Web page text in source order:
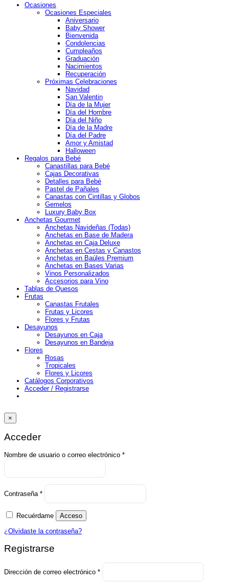
Ocasiones
Ocasiones Especiales
Aniversario
Baby Shower
Bienvenida
Condolencias
Cumpleaños
Graduación
Nacimientos
Recuperación
Próximas Celebraciones
Navidad
San Valentin
Día de la Mujer
Día del Hombre
Día del Niño
Día de la Madre
Día del Padre
Amor y Amistad
Halloween
Regalos para Bebé
Canastillas para Bebé
Cajas Decorativas
Detalles para Bebé
Pastel de Pañales
Canastas con Cintillas y Globos
Gemelos
Luxury Baby Box
Anchetas Gourmet
Anchetas Navideñas (Todas)
Anchetas en Base de Madera
Anchetas en Caja Deluxe
Anchetas en Cestas y Canastos
Anchetas en Baúles Premium
Anchetas en Bases Varias
Vinos Personalizados
Accesorios para Vino
Tablas de Quesos
Frutas
Canastas Frutales
Frutas y Licores
Flores y Frutas
Desayunos
Desayunos en Caja
Desayunos en Bandeja
Flores
Rosas
Tropicales
Flores y Licores
Catálogos Corporativos
Acceder / Registrarse
×
Acceder
Nombre de usuario o correo electrónico *Obligatorio
Contraseña *
Obligatorio
Recuérdame Acceso
¿Olvidaste la contraseña?
Registrarse
Dirección de correo electrónico *
Obligatorio